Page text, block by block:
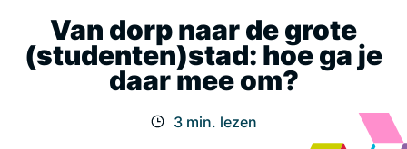
Van dorp naar de grote
(studenten)stad: hoe ga je
daar mee om?
3 min. lezen